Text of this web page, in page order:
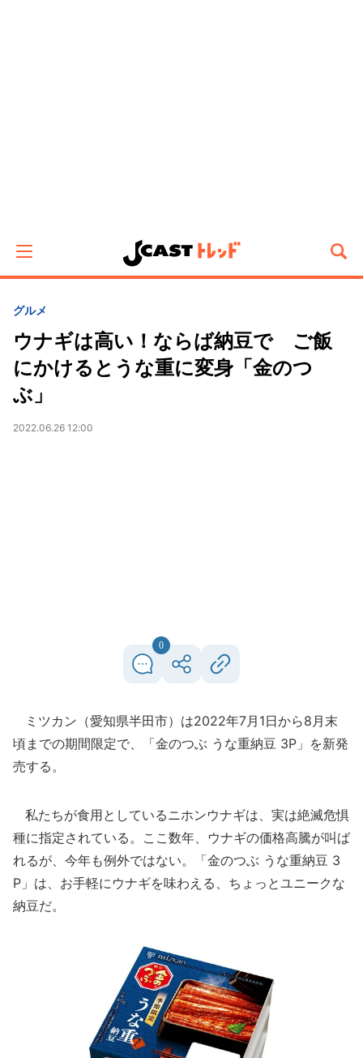
グルメ
ウナギは高い！ならば納豆で ご飯
にかけるとうな重に変身「金のつ
ぶ」
2022.06.26 12:00
0
ミツカン（愛知県半田市）は2022年7月1日から8月末
頃までの期間限定で、「金のつぶ うな重納豆 3P」を新発
売する。
私たちが食用としているニホンウナギは、実は絶滅危惧
種に指定されている。ここ数年、ウナギの価格高騰が叫ば
れるが、今年も例外ではない。「金のつぶ うな重納豆 3
P」は、お手軽にウナギを味わえる、ちょっとユニークな
納豆だ。